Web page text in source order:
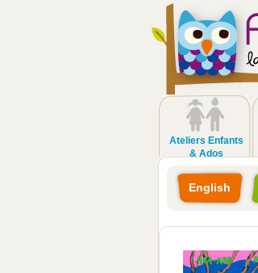
Ateliers Enfants
& Ados
English